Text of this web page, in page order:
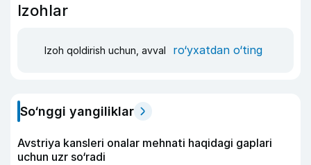
Izohlar
Izoh qoldirish uchun, avval ro‘yxatdan o‘ting
So‘nggi yangiliklar
Avstriya kansleri onalar mehnati haqidagi gaplari
uchun uzr so‘radi